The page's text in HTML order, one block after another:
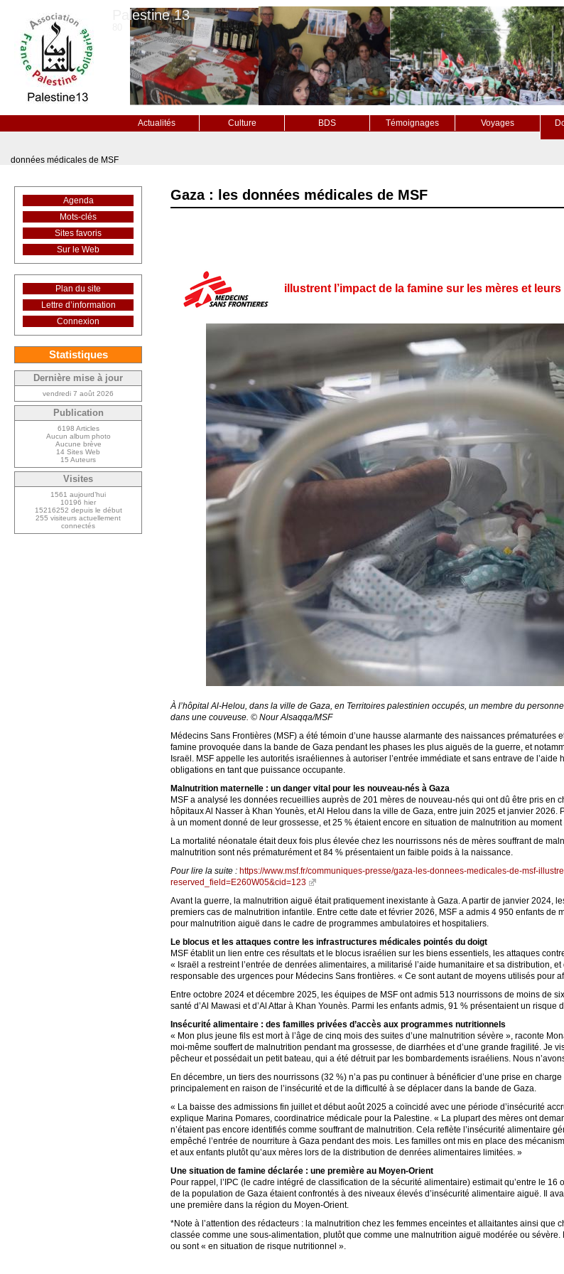
Palestine 13
Actualités Culture BDS Témoignages Voyages
données médicales de MSF
Gaza : les données médicales de MSF
illustrent l’impact de la famine sur les mères et
À l’hôpital Al-Helou, dans la ville de Gaza, en Territoires palestinien occupés, un membre du
dans une couveuse. © Nour Alsaqqa/MSF
Médecins Sans Frontières (MSF) a été témoin d’une hausse alarmante des naissances
famine provoquée dans la bande de Gaza pendant les phases les plus aiguës de la guerre, et
Israël. MSF appelle les autorités israéliennes à autoriser l’entrée immédiate et sans entrave de
obligations en tant que puissance occupante.
Malnutrition maternelle : un danger vital pour les nouveau-nés à Gaza
MSF a analysé les données recueillies auprès de 201 mères de nouveau-nés qui ont dû être pris en
hôpitaux Al Nasser à Khan Younès, et Al Helou dans la ville de Gaza, entre juin 2025 et janvier
à un moment donné de leur grossesse, et 25 % étaient encore en situation de malnutrition au moment
La mortalité néonatale était deux fois plus élevée chez les nourrissons nés de mères souffrant de
malnutrition sont nés prématurément et 84 % présentaient un faible poids à la naissance.
Pour lire la suite : https://www.msf.fr/communiques-presse/gaza-les-donnees-medicales-de-msf-
reserved_field=E260W05&cid=123
Avant la guerre, la malnutrition aiguë était pratiquement inexistante à Gaza. A partir de janvier 2024,
premiers cas de malnutrition infantile. Entre cette date et février 2026, MSF a admis 4 950 enfants
pour malnutrition aiguë dans le cadre de programmes ambulatoires et hospitaliers.
Le blocus et les attaques contre les infrastructures médicales pointés du doigt
MSF établit un lien entre ces résultats et le blocus israélien sur les biens essentiels, les attaques
« Israël a restreint l’entrée de denrées alimentaires, a militarisé l’aide humanitaire et sa distribution,
responsable des urgences pour Médecins Sans frontières. « Ce sont autant de moyens utilisés pour
Entre octobre 2024 et décembre 2025, les équipes de MSF ont admis 513 nourrissons de moins de
santé d’Al Mawasi et d’Al Attar à Khan Younès. Parmi les enfants admis, 91 % présentaient un
Insécurité alimentaire : des familles privées d’accès aux programmes nutritionnels
« Mon plus jeune fils est mort à l’âge de cinq mois des suites d’une malnutrition sévère », raconte
moi-même souffert de malnutrition pendant ma grossesse, de diarrhées et d’une grande fragilité. Je
pêcheur et possédait un petit bateau, qui a été détruit par les bombardements israéliens. Nous
En décembre, un tiers des nourrissons (32 %) n’a pas pu continuer à bénéficier d’une prise en
principalement en raison de l’insécurité et de la difficulté à se déplacer dans la bande de Gaza.
« La baisse des admissions fin juillet et début août 2025 a coïncidé avec une période d’insécurité
explique Marina Pomares, coordinatrice médicale pour la Palestine. « La plupart des mères ont
n’étaient pas encore identifiés comme souffrant de malnutrition. Cela reflète l’insécurité alimentaire
empêché l’entrée de nourriture à Gaza pendant des mois. Les familles ont mis en place des
et aux enfants plutôt qu’aux mères lors de la distribution de denrées alimentaires limitées. »
Une situation de famine déclarée : une première au Moyen-Orient
Pour rappel, l’IPC (le cadre intégré de classification de la sécurité alimentaire) estimait qu’entre le
de la population de Gaza étaient confrontés à des niveaux élevés d’insécurité alimentaire aiguë. Il
une première dans la région du Moyen-Orient.
*Note à l’attention des rédacteurs : la malnutrition chez les femmes enceintes et allaitantes ainsi que
classée comme une sous-alimentation, plutôt que comme une malnutrition aiguë modérée ou
ou sont « en situation de risque nutritionnel ».
Agenda
Mots-clés
Sites favoris
Sur le Web
Plan du site
Lettre d’information
Connexion
Statistiques
Dernière mise à jour
vendredi 7 août 2026
Publication
6198 Articles
Aucun album photo
Aucune brève
14 Sites Web
15 Auteurs
Visites
1561 aujourd’hui
10196 hier
15216252 depuis le début
255 visiteurs actuellement
connectés